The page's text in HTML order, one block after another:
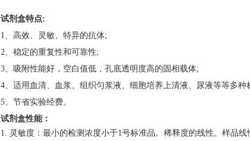
试剂盒特点:
1、高效、灵敏、特异的抗体;
2、稳定的重复性和可靠性;
3、吸附性能好，空白值低，孔底透明度高的固相载体;
4、适用血清、血浆、组织匀浆液、细胞培养上清液、尿液等等多种
5、节省实验经费。
试剂盒性能：
1. 灵敏度：最小的检测浓度小于1号标准品。稀释度的线性。样品线